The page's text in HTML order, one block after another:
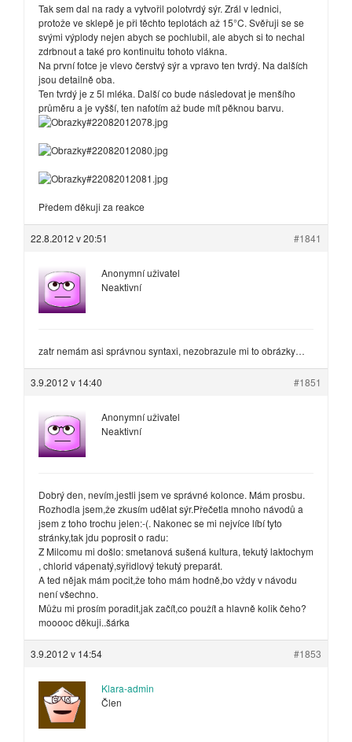
Tak sem dal na rady a vytvořil polotvrdý sýr. Zrál v lednici,
protože ve sklepě je při těchto teplotách až 15°C. Svěřuji se se
svými výplody nejen abych se pochlubil, ale abych si to nechal
zdrbnout a také pro kontinuitu tohoto vlákna.
Na první fotce je vlevo čerstvý sýr a vpravo ten tvrdý. Na dalších
jsou detailně oba.
Ten tvrdý je z 5l mléka. Další co bude následovat je menšího
průměru a je vyšší, ten nafotím až bude mít pěknou barvu.
Předem děkuji za reakce
22.8.2012 v 20:51 #1841
Anonymní uživatel
Neaktivní
zatr nemám asi správnou syntaxi, nezobrazule mi to obrázky…
3.9.2012 v 14:40 #1851
Anonymní uživatel
Neaktivní
Dobrý den, nevím,jestli jsem ve správné kolonce. Mám prosbu.
Rozhodla jsem,že zkusím udělat sýr.Přečetla mnoho návodů a
jsem z toho trochu jelen:-(. Nakonec se mi nejvíce líbí tyto
stránky,tak jdu poprosit o radu:
Z Milcomu mi došlo: smetanová sušená kultura, tekutý laktochym
, chlorid vápenatý,syřidlový tekutý preparát.
A ted nějak mám pocit,že toho mám hodně,bo vždy v návodu
není všechno.
Můžu mi prosím poradit,jak začít,co použít a hlavně kolik čeho?
mooooc děkuji..šárka
3.9.2012 v 14:54 #1853
Klara-admin
Člen